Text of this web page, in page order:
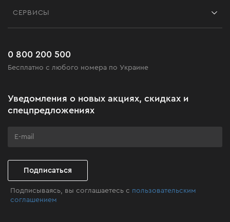
Черная пятница
Клуб мастерства
Часто задаваемые вопросы
СЕРВИСЫ
0 800 200 500
Бесплатно с любого номера по Украине
Уведомления о новых акциях, скидках и
спецпредложениях
Подписаться
Подписываясь, вы соглашаетесь с пользовательским
соглашением